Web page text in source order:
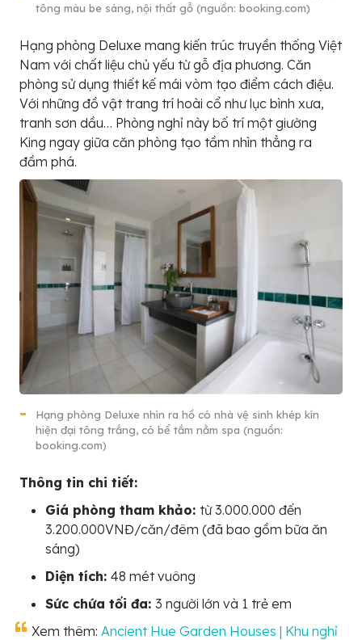
tông màu be sáng, nội thất gỗ (nguồn: booking.com)
Hạng phòng Deluxe mang kiến trúc truyền thống Việt
Nam với chất liệu chủ yếu từ gỗ địa phương. Căn
phòng sử dụng thiết kế mái vòm tạo điểm cách điệu.
Với những đồ vật trang trí hoài cổ như lục bình xưa,
tranh sơn dầu… Phòng nghỉ này bố trí một giường
King ngay giữa căn phòng tạo tầm nhìn thẳng ra
đầm phá.
Hạng phòng Deluxe nhìn ra hồ có nhà vệ sinh khép kín
hiện đại tông trắng, có bể tắm nằm spa (nguồn:
booking.com)
Thông tin chi tiết:
Giá phòng tham khảo: từ 3.000.000 đến
3.200.000VNĐ/căn/đêm (đã bao gồm bữa ăn
sáng)
Diện tích: 48 mét vuông
Sức chứa tối đa: 3 người lớn và 1 trẻ em
Xem thêm: Ancient Hue Garden Houses | Khu nghỉ